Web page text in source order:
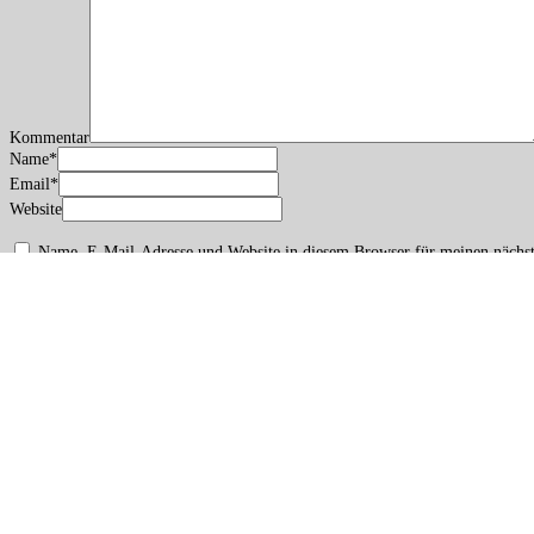
Kommentar
Name*
Email*
Website
Name, E-Mail-Adresse und Website in diesem Browser für meinen